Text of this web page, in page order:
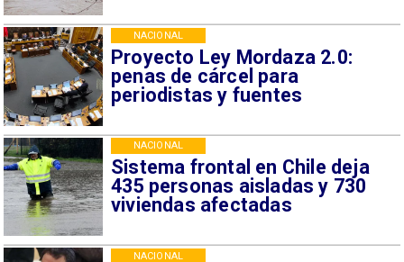
Proyecto Ley Mordaza 2.0:
penas de cárcel para
periodistas y fuentes
NACIONAL
Sistema frontal en Chile deja
435 personas aisladas y 730
viviendas afectadas
NACIONAL
NACIONAL